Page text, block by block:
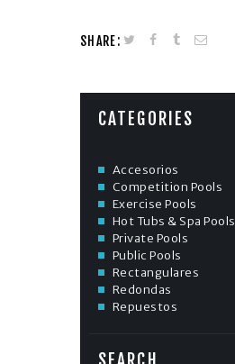
SHARE:
CATEGORIES
Accesorios
Competition Pools
Exercise Pools
Hot Tubs & Spa Pools
Private Pools
Public Pools
Rectangulares
Redondas
Repuestos